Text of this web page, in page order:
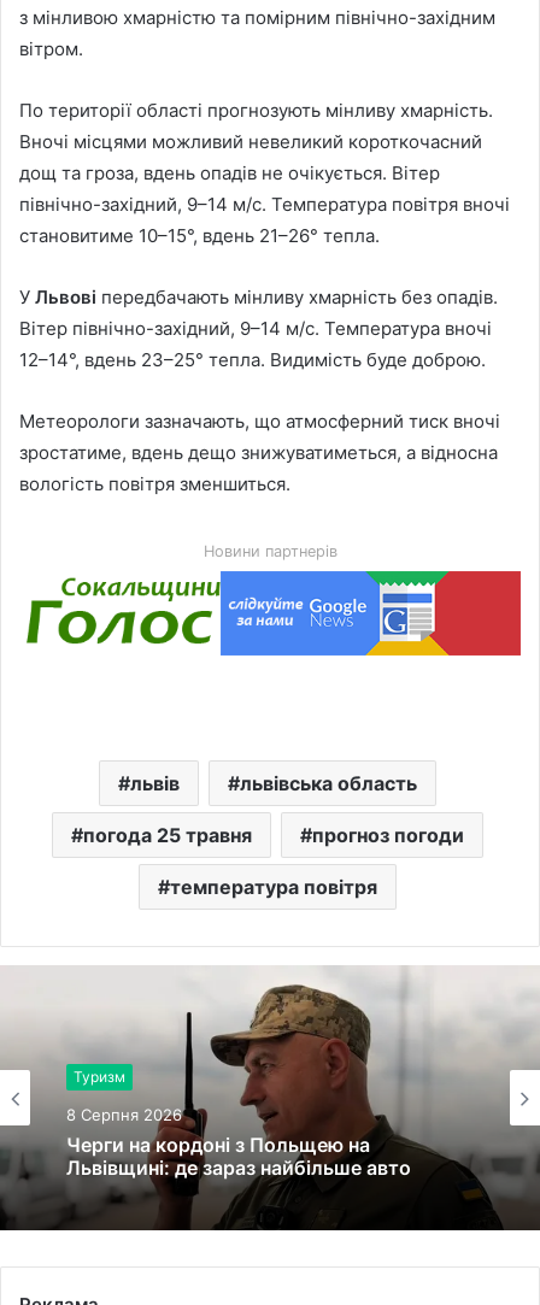
з мінливою хмарністю та помірним північно-західним
вітром.
По території області прогнозують мінливу хмарність.
Вночі місцями можливий невеликий короткочасний
дощ та гроза, вдень опадів не очікується. Вітер
північно-західний, 9–14 м/с. Температура повітря вночі
становитиме 10–15°, вдень 21–26° тепла.
У Львові передбачають мінливу хмарність без опадів.
Вітер північно-західний, 9–14 м/с. Температура вночі
12–14°, вдень 23–25° тепла. Видимість буде доброю.
Метеорологи зазначають, що атмосферний тиск вночі
зростатиме, вдень дещо знижуватиметься, а відносна
вологість повітря зменшиться.
Новини партнерів
львів львівська область
погода 25 травня прогноз погоди
температура повітря
Туризм
8 Серпня 2026
Черги на кордоні з Польщею на
Львівщині: де зараз найбільше авто